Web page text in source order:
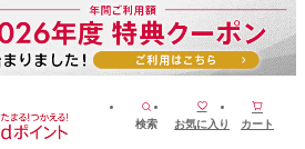
検索 お気に入り カート